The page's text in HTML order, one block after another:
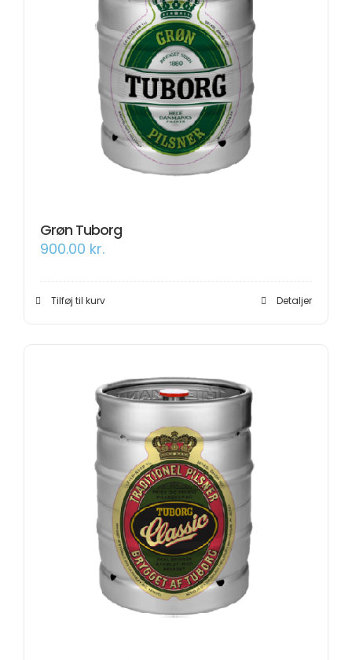
Grøn Tuborg
900.00 kr.
Tilføj til kurv Detaljer